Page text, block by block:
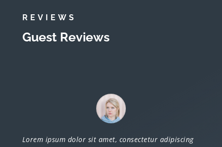
REVIEWS
Guest Reviews
Lorem ipsum dolor sit amet, consectetur adipiscing